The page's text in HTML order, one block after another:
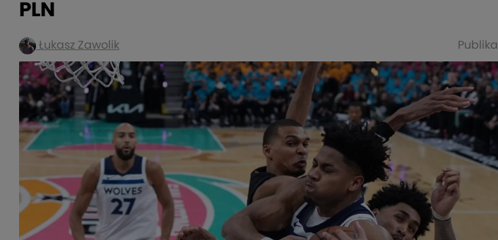
PLN
Łukasz Zawolik